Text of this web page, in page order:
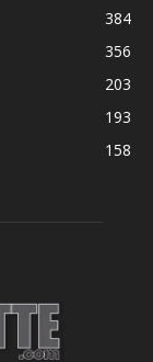
384
356
203
193
158